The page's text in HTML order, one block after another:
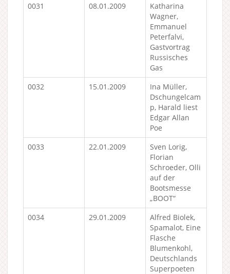
0031
08.01.2009
Katharina
Wagner,
Emmanuel
Peterfalvi,
Gastvortrag
Russisches
Gas
0032
15.01.2009
Ina Müller,
Dschungelcam
p, Harald liest
Edgar Allan
Poe
0033
22.01.2009
Sven Lorig,
Florian
Schroeder, Olli
auf der
Bootsmesse
„BOOT“
0034
29.01.2009
Alfred Biolek,
Spamalot, Eine
Flasche
Blumenkohl,
Deutschlands
Superpoeten